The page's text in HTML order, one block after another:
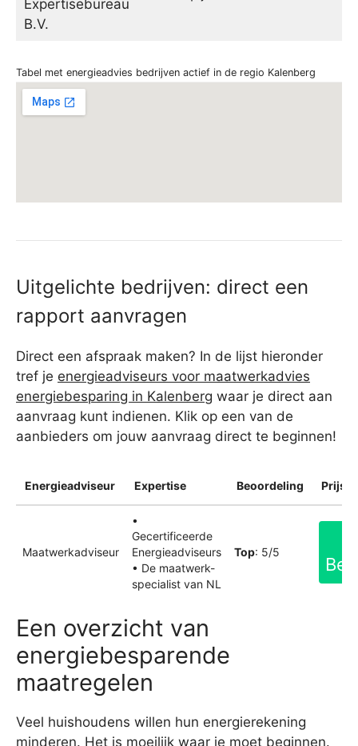
Expertisebureau
B.V.
Tabel met energieadvies bedrijven actief in de regio Kalenberg
Uitgelichte bedrijven: direct een
rapport aanvragen
Direct een afspraak maken? In de lijst hieronder
tref je energieadviseurs voor maatwerkadvies
energiebesparing in Kalenberg waar je direct aan
aanvraag kunt indienen. Klik op een van de
aanbieders om jouw aanvraag direct te beginnen!
Energieadviseur Expertise Beoordeling
Maatwerkadviseur
•
Gecertificeerde
Energieadviseurs
• De maatwerk-
specialist van NL
Top: 5/5
Een overzicht van
energiebesparende
maatregelen
Veel huishoudens willen hun energierekening
minderen. Het is moeilijk waar je moet beginnen.